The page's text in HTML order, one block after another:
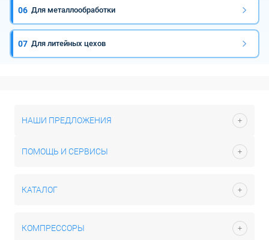
06 Для металлообработки
07 Для литейных цехов
НАШИ ПРЕДЛОЖЕНИЯ
ПОМОЩЬ И СЕРВИСЫ
КАТАЛОГ
КОМПРЕССОРЫ